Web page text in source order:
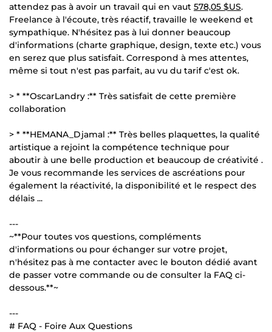
attendez pas à avoir un travail qui en vaut 578,05 $US.
Freelance à l'écoute, très réactif, travaille le weekend et
sympathique. N'hésitez pas à lui donner beaucoup
d'informations (charte graphique, design, texte etc.) vous
en serez que plus satisfait. Correspond à mes attentes,
même si tout n'est pas parfait, au vu du tarif c'est ok.
> * **OscarLandry :** Très satisfait de cette première
collaboration
> * **HEMANA_Djamal :** Très belles plaquettes, la qualité
artistique a rejoint la compétence technique pour
aboutir à une belle production et beaucoup de créativité .
Je vous recommande les services de ascréations pour
également la réactivité, la disponibilité et le respect des
délais ...
---
~**Pour toutes vos questions, compléments
d'informations ou pour échanger sur votre projet,
n'hésitez pas à me contacter avec le bouton dédié avant
de passer votre commande ou de consulter la FAQ ci-
dessous.**~
---
# FAQ - Foire Aux Questions